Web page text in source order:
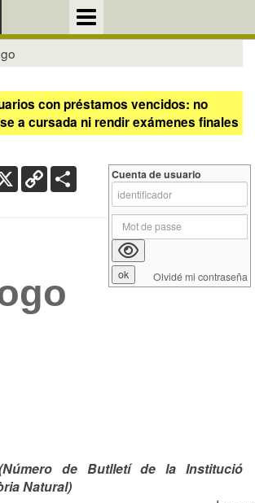
con préstamos vencidos: no
a cursada ni rendir exámenes finales
X Copy
Link
de Butlletí de la Institució
Natural)
Cuenta de usuario
Olvidé mi contraseña